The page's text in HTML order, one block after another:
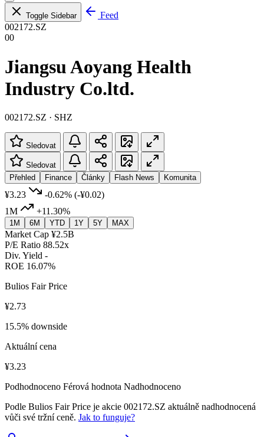
Toggle Sidebar
Feed
002172.SZ
00
Jiangsu Aoyang Health
Industry Co.ltd.
002172.SZ · SHZ
Sledovat
Sledovat
Přehled
Finance Články Flash News Komunita
¥3.23 -0.62% (-¥0.02)
1M
+11.30%
1M 6M YTD 1Y 5Y MAX
Market Cap ¥2.5B
P/E Ratio 88.52x
Div. Yield -
ROE 16.07%
Bulios Fair Price
¥2.73
15.5% downside
Aktuální cena
¥3.23
Podhodnoceno Férová hodnota Nadhodnoceno
Podle Bulios Fair Price je akcie 002172.SZ aktuálně nadhodnocená
vůči své tržní ceně. Jak to funguje?